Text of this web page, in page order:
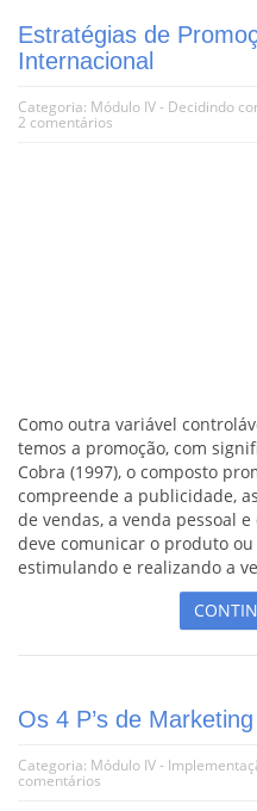
Estratégias de
Internacional
Categoria: Módulo IV - Decidindo
2 comentários
Como outra variável
temos a promoção, com
Cobra (1997), o composto
compreende a publicidade,
de vendas, a venda pessoal
deve comunicar o produto
estimulando e realizando a
Os 4 P’s de
Categoria: Módulo IV -
comentários